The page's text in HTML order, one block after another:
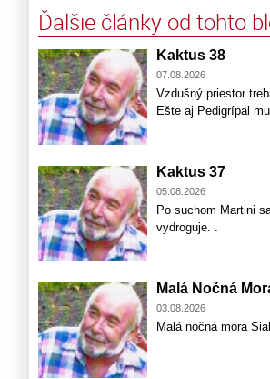
Ďalšie články od tohto
Kaktus 38
07.08.2026
Vzdušný priestor
Ešte aj Pedigrípal
Kaktus 37
05.08.2026
Po suchom Martini
vydroguje. .
Malá Nočná
03.08.2026
Malá nočná mora